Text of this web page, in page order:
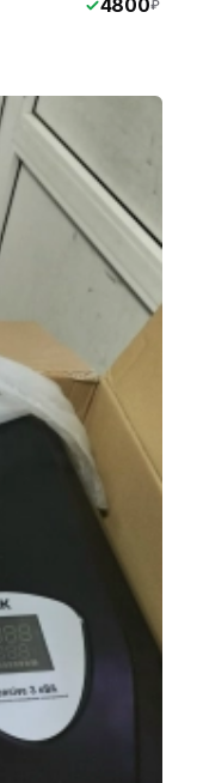
4800₽